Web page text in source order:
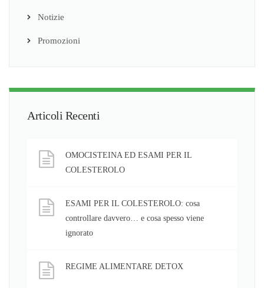
Notizie
Promozioni
Articoli Recenti
OMOCISTEINA ED ESAMI PER IL
COLESTEROLO
ESAMI PER IL COLESTEROLO: cosa
controllare davvero… e cosa spesso viene
ignorato
REGIME ALIMENTARE DETOX